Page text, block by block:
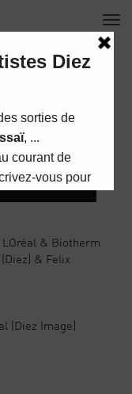
Diez
& Biotherm
& Felix
(Diez Image)